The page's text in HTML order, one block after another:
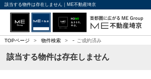
該当する物件は存在しません｜ME不動産埼京
TOPページ > 物件検索 > - ご成約済み
該当する物件は存在しません